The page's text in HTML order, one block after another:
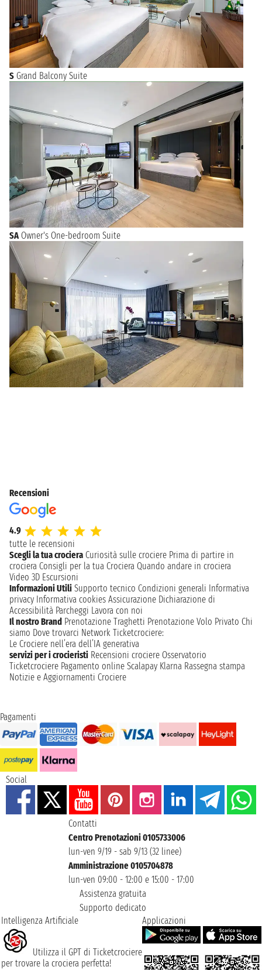
S Grand Balcony Suite
SA Owner's One-bedroom Suite
Recensioni
4.9
tutte le recensioni
Scegli la tua crociera Curiosità sulle crociere Prima di partire in
crociera Consigli per la tua Crociera Quando andare in crociera
Video 3D Escursioni
Informazioni Utili Supporto tecnico Condizioni generali Informativa
privacy Informativa cookies Assicurazione Dichiarazione di
Accessibilità Parcheggi Lavora con noi
Il nostro Brand Prenotazione Traghetti Prenotazione Volo Privato Chi
siamo Dove trovarci Network Ticketcrociere:
Le Crociere nell’era dell’IA generativa
servizi per i crocieristi Recensioni crociere Osservatorio
Ticketcrociere Pagamento online Scalapay Klarna Rassegna stampa
Notizie e Aggiornamenti Crociere
Pagamenti
Social
Contatti
Centro Prenotazioni 0105733006
lun-ven 9/19 - sab 9/13 (32 linee)
Amministrazione 0105704878
lun-ven 09:00 - 12:00 e 15:00 - 17:00
Assistenza gratuita
Supporto dedicato
Intelligenza Artificiale
Utilizza il GPT di Ticketcrociere
per trovare la crociera perfetta!
Applicazioni